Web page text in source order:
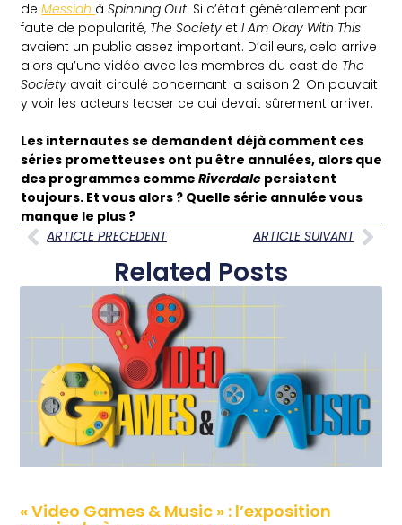
deMessiah àSpinning Out. Si c’était généralement par
faute de popularité, The Society etI Am Okay With This
avaient un public assez important. D’ailleurs, cela arrive
alors qu’une vidéo avec les membres du cast de The
Society avait circulé concernant la saison 2. On pouvait
y voir les acteurs teaser ce qui devait sûrement arriver.
Les internautes se demandent déjà comment ces
séries prometteuses ont pu être annulées, alors que
des programmes commeRiverdale persistent
toujours. Et vous alors ? Quelle série annulée vous
manque le plus ?
ARTICLE PRECEDENT
ARTICLE SUIVANT
Related Posts
« Video Games & Music » : l’exposition